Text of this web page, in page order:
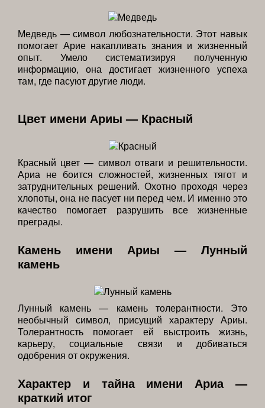
Медведь — символ любознательности. Этот навык
помогает Арие накапливать знания и жизненный
опыт. Умело систематизируя полученную
информацию, она достигает жизненного успеха
там, где пасуют другие люди.
Цвет имени Ариы — Красный
Красный цвет — символ отваги и решительности.
Ариа не боится сложностей, жизненных тягот и
затруднительных решений. Охотно проходя через
хлопоты, она не пасует ни перед чем. И именно это
качество помогает разрушить все жизненные
преграды.
Камень имени Ариы — Лунный
камень
Лунный камень — камень толерантности. Это
необычный символ, присущий характеру Ариы.
Толерантность помогает ей выстроить жизнь,
карьеру, социальные связи и добиваться
одобрения от окружения.
Характер и тайна имени Ариа —
краткий итог